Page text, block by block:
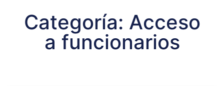
Categoría: Acceso
a funcionarios